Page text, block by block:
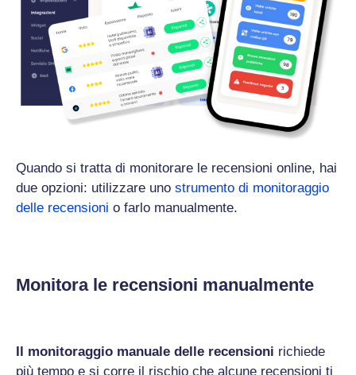
Quando si tratta di monitorare le recensioni online, hai
due opzioni: utilizzare uno strumento di monitoraggio
delle recensioni o farlo manualmente.
Monitora le recensioni manualmente
Il monitoraggio manuale delle recensioni richiede
più tempo e si corre il rischio che alcune recensioni ti